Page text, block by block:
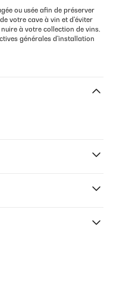
ou usée afin de préserver
votre cave à vin et d'éviter
à votre collection de vins.
générales d'installation